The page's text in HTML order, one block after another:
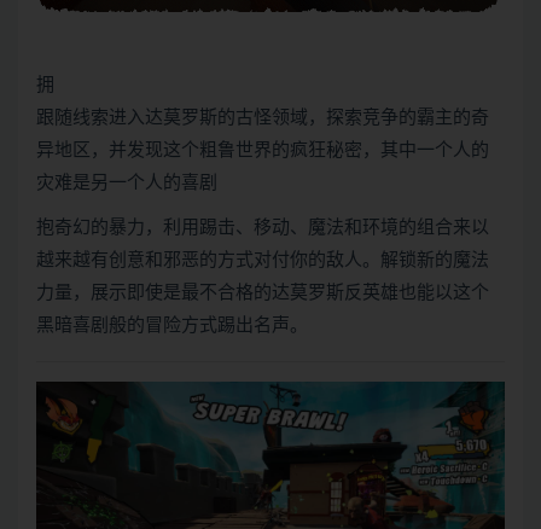
拥
跟随线索进入达莫罗斯的古怪领域，探索竞争的霸主的奇
异地区，并发现这个粗鲁世界的疯狂秘密，其中一个人的
灾难是另一个人的喜剧
抱奇幻的暴力，利用踢击、移动、魔法和环境的组合来以
越来越有创意和邪恶的方式对付你的敌人。解锁新的魔法
力量，展示即使是最不合格的达莫罗斯反英雄也能以这个
黑暗喜剧般的冒险方式踢出名声。